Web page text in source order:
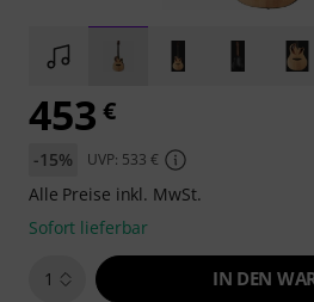
453 €
-15% UVP: 533 €
Alle Preise inkl. MwSt.
Sofort lieferbar
1 IN DEN